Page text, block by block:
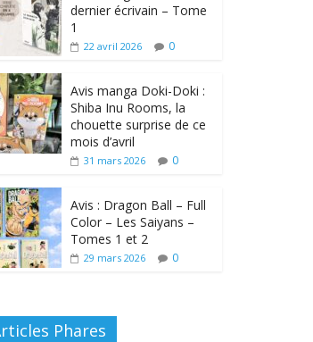
dernier écrivain – Tome
1
22 avril 2026 0
Avis manga Doki-Doki :
Shiba Inu Rooms, la
chouette surprise de ce
mois d’avril
31 mars 2026 0
Avis : Dragon Ball – Full
Color – Les Saiyans –
Tomes 1 et 2
29 mars 2026 0
Phares